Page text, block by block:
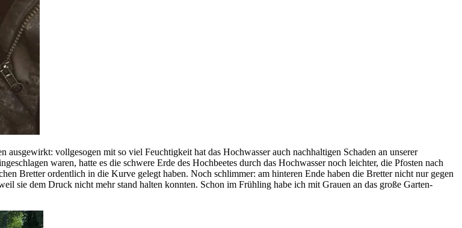
ausgewirkt: vollgesogen mit so viel Feuchtigkeit hat das Hochwasser auch nachhaltigen Schaden an unserer
waren, hatte es die schwere Erde des Hochbeetes durch das Hochwasser noch leichter, die Pfosten nach
Bretter ordentlich in die Kurve gelegt haben. Noch schlimmer: am hinteren Ende haben die Bretter nicht nur gegen
sie dem Druck nicht mehr stand halten konnten. Schon im Frühling habe ich mit Grauen an das große Garten-